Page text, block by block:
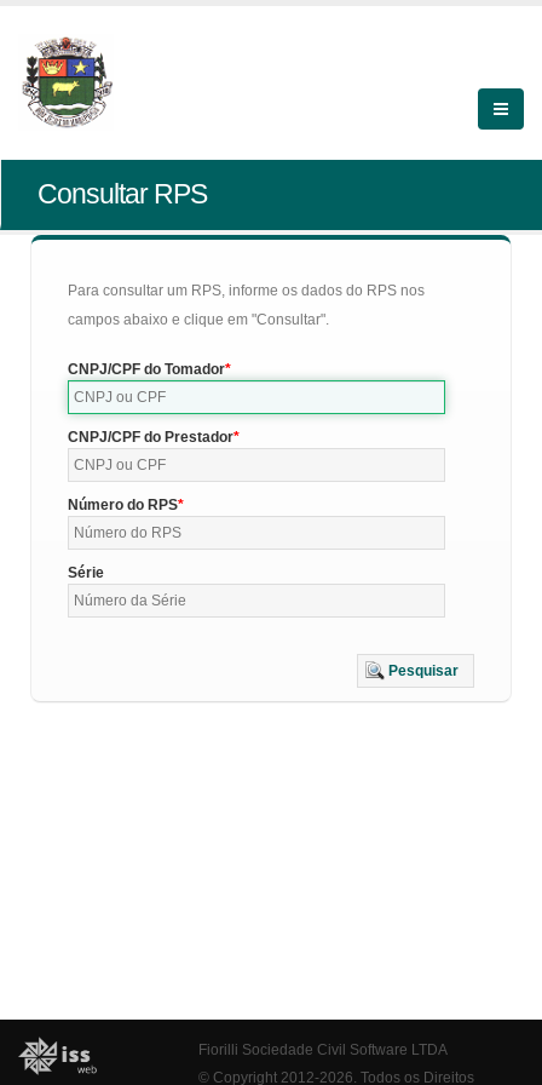
Consultar RPS
Para consultar um RPS, informe os dados do RPS nos
campos abaixo e clique em "Consultar".
CNPJ/CPF do Tomador
CNPJ/CPF do Prestador
Número do RPS
Série
Pesquisar
Fiorilli Sociedade Civil Software LTDA
© Copyright 2012-2026. Todos os Direitos